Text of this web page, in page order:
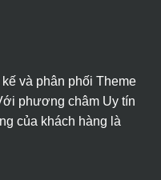
và phân phối Theme
phương châm Uy tín
của khách hàng là